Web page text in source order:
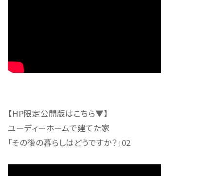
【HP限定公開版はこちら▼】
ユーディーホームで建てた家
「その後の暮らしはどうですか？」02